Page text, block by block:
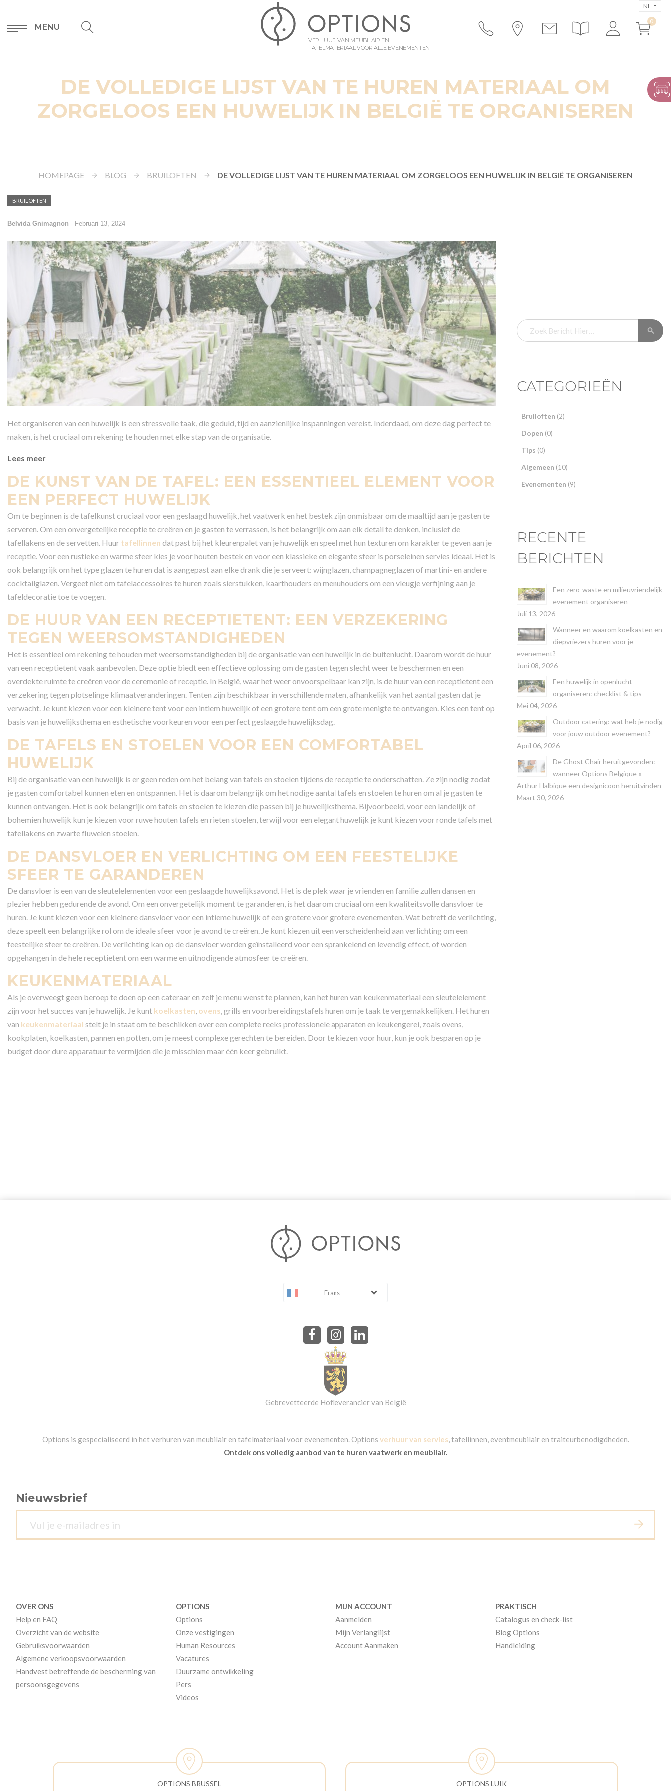
MENU
VERHUUR VAN MEUBILAIR EN
TAFELMATERIAAL VOOR ALLE EVENEMENTEN
NL
DE VOLLEDIGE LIJST VAN TE HUREN MATERIAAL OM
ZORGELOOS EEN HUWELIJK IN BELGIË TE ORGANISEREN
HOMEPAGE BLOG BRUILOFTEN DE VOLLEDIGE LIJST VAN TE HUREN MATERIAAL OM ZORGELOOS EEN HUWELIJK IN BELGIË TE ORGANISEREN
BRUILOFTEN
Belvida Gnimagnon - Februari 13, 2024
Het organiseren van een huwelijk is een stressvolle taak, die geduld, tijd en aanzienlijke inspanningen vereist. Inderdaad, om deze dag perfect te
maken, is het cruciaal om rekening te houden met elke stap van de organisatie.
Lees meer
DE KUNST VAN DE TAFEL: EEN ESSENTIEEL ELEMENT VOOR
EEN PERFECT HUWELIJK
Om te beginnen is de tafelkunst cruciaal voor een geslaagd huwelijk, het vaatwerk en het bestek zijn onmisbaar om de maaltijd aan je gasten te
serveren. Om een onvergetelijke receptie te creëren en je gasten te verrassen, is het belangrijk om aan elk detail te denken, inclusief de
tafellakens en de servetten. Huur tafellinnen dat past bij het kleurenpalet van je huwelijk en speel met hun texturen om karakter te geven aan je
receptie. Voor een rustieke en warme sfeer kies je voor houten bestek en voor een klassieke en elegante sfeer is porseleinen servies ideaal. Het is
ook belangrijk om het type glazen te huren dat is aangepast aan elke drank die je serveert: wijnglazen, champagneglazen of martini- en andere
cocktailglazen. Vergeet niet om tafelaccessoires te huren zoals sierstukken, kaarthouders en menuhouders om een vleugje verfijning aan je
tafeldecoratie toe te voegen.
DE HUUR VAN EEN RECEPTIETENT: EEN VERZEKERING
TEGEN WEERSOMSTANDIGHEDEN
Het is essentieel om rekening te houden met weersomstandigheden bij de organisatie van een huwelijk in de buitenlucht. Daarom wordt de huur
van een receptietent vaak aanbevolen. Deze optie biedt een effectieve oplossing om de gasten tegen slecht weer te beschermen en een
overdekte ruimte te creëren voor de ceremonie of receptie. In België, waar het weer onvoorspelbaar kan zijn, is de huur van een receptietent een
verzekering tegen plotselinge klimaatveranderingen. Tenten zijn beschikbaar in verschillende maten, afhankelijk van het aantal gasten dat je
verwacht. Je kunt kiezen voor een kleinere tent voor een intiem huwelijk of een grotere tent om een grote menigte te ontvangen. Kies een tent op
basis van je huwelijksthema en esthetische voorkeuren voor een perfect geslaagde huwelijksdag.
DE TAFELS EN STOELEN VOOR EEN COMFORTABEL
HUWELIJK
Bij de organisatie van een huwelijk is er geen reden om het belang van tafels en stoelen tijdens de receptie te onderschatten. Ze zijn nodig zodat
je gasten comfortabel kunnen eten en ontspannen. Het is daarom belangrijk om het nodige aantal tafels en stoelen te huren om al je gasten te
kunnen ontvangen. Het is ook belangrijk om tafels en stoelen te kiezen die passen bij je huwelijksthema. Bijvoorbeeld, voor een landelijk of
bohemien huwelijk kun je kiezen voor ruwe houten tafels en rieten stoelen, terwijl voor een elegant huwelijk je kunt kiezen voor ronde tafels met
tafellakens en zwarte fluwelen stoelen.
DE DANSVLOER EN VERLICHTING OM EEN FEESTELIJKE
SFEER TE GARANDEREN
De dansvloer is een van de sleutelelementen voor een geslaagde huwelijksavond. Het is de plek waar je vrienden en familie zullen dansen en
plezier hebben gedurende de avond. Om een onvergetelijk moment te garanderen, is het daarom cruciaal om een kwaliteitsvolle dansvloer te
huren. Je kunt kiezen voor een kleinere dansvloer voor een intieme huwelijk of een grotere voor grotere evenementen. Wat betreft de verlichting,
deze speelt een belangrijke rol om de ideale sfeer voor je avond te creëren. Je kunt kiezen uit een verscheidenheid aan verlichting om een
feestelijke sfeer te creëren. De verlichting kan op de dansvloer worden geïnstalleerd voor een sprankelend en levendig effect, of worden
opgehangen in de hele receptietent om een warme en uitnodigende atmosfeer te creëren.
KEUKENMATERIAAL
Als je overweegt geen beroep te doen op een cateraar en zelf je menu wenst te plannen, kan het huren van keukenmateriaal een sleutelelement
zijn voor het succes van je huwelijk. Je kunt koelkasten ovens , grills en voorbereidingstafels huren om je taak te vergemakkelijken. Het huren
van keukenmateriaal stelt je in staat om te beschikken over een complete reeks professionele apparaten en keukengerei, zoals ovens,
kookplaten, koelkasten, pannen en potten, om je meest complexe gerechten te bereiden. Door te kiezen voor huur, kun je ook besparen op je
budget door dure apparatuur te vermijden die je misschien maar één keer gebruikt.
ZOEK
ZOEK
CATEGORIEËN
Bruiloften (2)
Dopen (0)
Tips (0)
Algemeen (10)
Evenementen (9)
RECENTE
BERICHTEN
Een zero-waste en milieuvriendelijk
evenement organiseren
Juli 13, 2026
Wanneer en waarom koelkasten en
diepvriezers huren voor je
evenement?
Juni 08, 2026
Een huwelijk in openlucht
organiseren: checklist & tips
Mei 04, 2026
Outdoor catering: wat heb je nodig
voor jouw outdoor evenement?
April 06, 2026
De Ghost Chair heruitgevonden:
wanneer Options Belgique x
Arthur Halbique een designicoon heruitvinden
Maart 30, 2026
Frans
Gebrevetteerde Hofleverancier van België
Options is gespecialiseerd in het verhuren van meubilair en tafelmateriaal voor evenementen. Options verhuur van servies, tafellinnen, eventmeubilair en traiteurbenodigdheden.
Ontdek ons volledig aanbod van te huren vaatwerk en meubilair.
Nieuwsbrief
OVER ONS
Help en FAQ
Overzicht van de website
Gebruiksvoorwaarden
Algemene verkoopsvoorwaarden
Handvest betreffende de bescherming van
persoonsgegevens
OPTIONS
Options
Onze vestigingen
Human Resources
Vacatures
Duurzame ontwikkeling
Pers
Videos
MIJN ACCOUNT
Aanmelden
Mijn Verlanglijst
Account Aanmaken
PRAKTISCH
Catalogus en check-list
Blog Options
Handleiding
OPTIONS BRUSSEL OPTIONS LUIK